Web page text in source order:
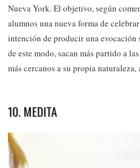
Nueva York. El objetivo, según
alumnos una nueva forma de
intención de producir una evocación
de este modo, sacan más partido a
más cercanos a su propia
10. MEDITA